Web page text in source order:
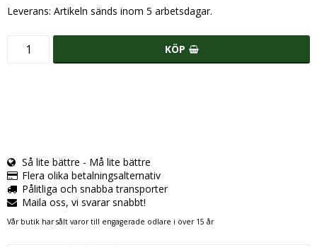
Leverans: Artikeln sänds inom 5 arbetsdagar.
KÖP
Så lite bättre - Må lite bättre
Flera olika betalningsalternativ
Pålitliga och snabba transporter
Maila oss, vi svarar snabbt!
Vår butik har sålt varor till engagerade odlare i över 15 år